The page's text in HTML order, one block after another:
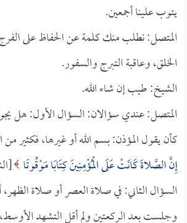
يتوب علينا أجمعين.
المتصل: نطلب منك كلمة عن الحفاظ على
الخلق، وعاقبة التبرج والسفور.
الشيخ: طيب إن شاء الله.
المتصل: عندي سؤالان: السؤال الأول: هل
كأن يقول المؤذن: بسم الله أو غيرها، فكثير من
إِنَّ الصَّلاةَ كَانَتْ عَلَى الْمُؤْمِنِينَ كِتَابًا مَوْقُوتًا
السؤال الثاني: في صلاة العصر أو صلاة
وجلست بعد الركعتين ولم أقل التشهد